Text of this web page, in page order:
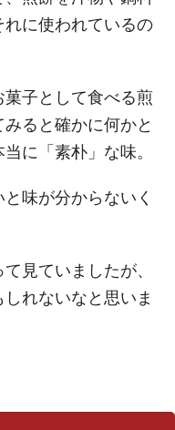
に使われているの
子として食べる煎
ると確かに何かと
に「素朴」な味。
味が分からないく
見ていましたが、
れないなと思いま